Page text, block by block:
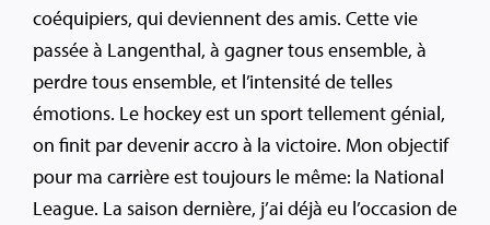
coéquipiers, qui deviennent des amis. Cette vie
passée à Langenthal, à gagner tous ensemble, à
perdre tous ensemble, et l’intensité de telles
émotions. Le hockey est un sport tellement génial,
on finit par devenir accro à la victoire. Mon objectif
pour ma carrière est toujours le même: la National
League. La saison dernière, j’ai déjà eu l’occasion de